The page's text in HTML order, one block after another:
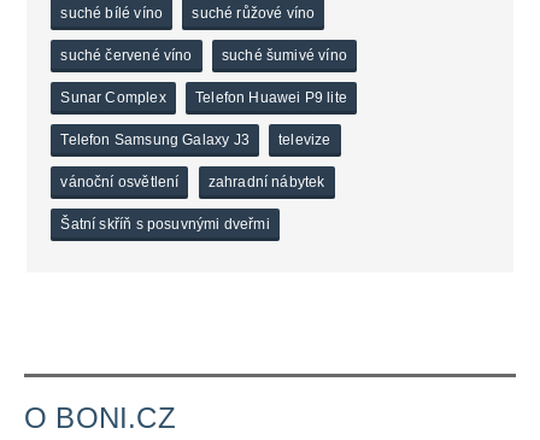
suché bílé víno suché růžové víno
suché červené víno suché šumivé víno
Sunar Complex Telefon Huawei P9 lite
Telefon Samsung Galaxy J3 televize
vánoční osvětlení zahradní nábytek
Šatní skříň s posuvnými dveřmi
O BONI.CZ